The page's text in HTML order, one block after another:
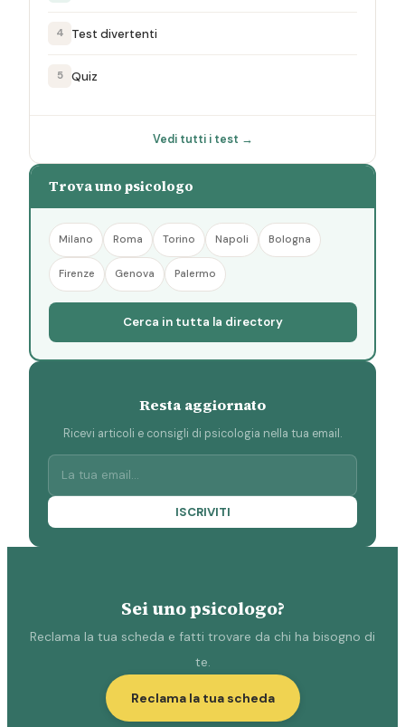
4 Test divertenti
5 Quiz
Vedi tutti i test →
Trova uno psicologo
Milano Roma Torino Napoli Bologna
Firenze Genova Palermo
Cerca in tutta la directory
Resta aggiornato
Ricevi articoli e consigli di psicologia nella tua email.
ISCRIVITI
Sei uno psicologo?
Reclama la tua scheda e fatti trovare da chi ha bisogno di
te.
Reclama la tua scheda